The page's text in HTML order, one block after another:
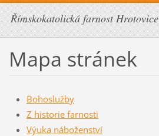
Římskokatolická farnost Hrotovice
Mapa stránek
Bohoslužby
Z historie farnosti
Výuka náboženství